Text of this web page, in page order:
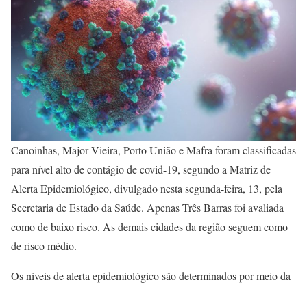
Canoinhas, Major Vieira, Porto União e Mafra foram classificadas
para nível alto de contágio de covid-19, segundo a Matriz de
Alerta Epidemiológico, divulgado nesta segunda-feira, 13, pela
Secretaria de Estado da Saúde. Apenas Três Barras foi avaliada
como de baixo risco. As demais cidades da região seguem como
de risco médio.
Os níveis de alerta epidemiológico são determinados por meio da